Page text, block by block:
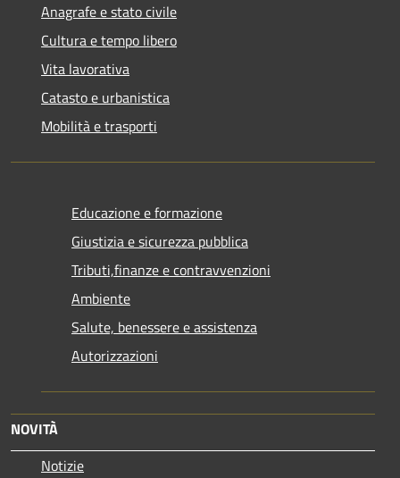
Anagrafe e stato civile
Cultura e tempo libero
Vita lavorativa
Catasto e urbanistica
Mobilità e trasporti
Educazione e formazione
Giustizia e sicurezza pubblica
Tributi,finanze e contravvenzioni
Ambiente
Salute, benessere e assistenza
Autorizzazioni
NOVITÀ
Notizie